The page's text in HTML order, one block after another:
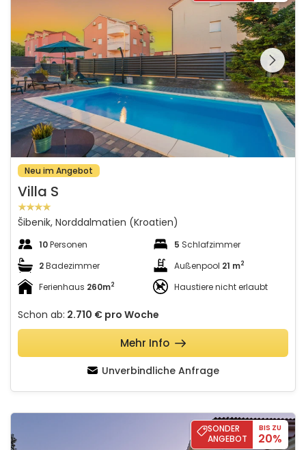
Schauen Sie sich die
gesamte Galerie
Neu im Angebot
Villa S
Šibenik, Norddalmatien (Kroatien)
10Personen 5 Schlafzimmer
2Badezimmer Außenpool 21 m2
Ferienhaus 260m2 Haustiere nicht erlaubt
Schon ab: 2.710 € pro Woche
Unverbindliche Anfrage
Mehr Info
SONDER
ANGEBOT
BIS ZU
20%